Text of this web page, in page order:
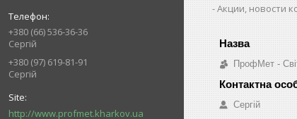
+380 (66) 536-36-36
Сергій
+380 (97) 619-81-91
Сергій
http://www.profmet.kharkov.ua
Акции, новости
ПрофМет -
Сергій